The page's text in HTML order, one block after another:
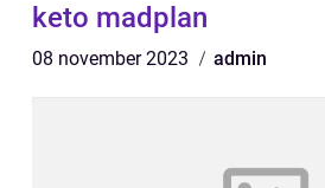
keto madplan
08 november 2023 admin